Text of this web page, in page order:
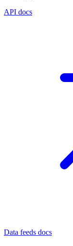
API docs
Data feeds docs